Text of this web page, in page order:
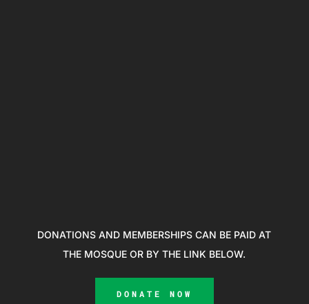
DONATIONS AND MEMBERSHIPS CAN BE PAID AT
THE MOSQUE OR BY THE LINK BELOW.
DONATE NOW